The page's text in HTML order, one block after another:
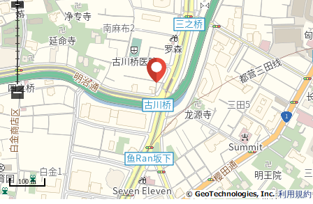
利用規約
100 m
−